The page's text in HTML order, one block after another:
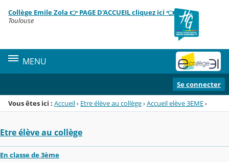
Menu de la rubrique
Contenu
Collège Emile Zola 👉 PAGE D'ACCUEIL cliquez ici 👈
Toulouse
MENU
Se connecter
Vous êtes ici : Accueil› Etre élève au collège›Accueil elève 3EME›
Etre élève au collège
En classe de 3ème